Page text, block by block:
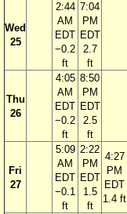
Wed
25
2:44
AM
EDT
−0.2
ft
7:04
PM
EDT
2.7
ft
Thu
26
4:05
AM
EDT
−0.2
ft
8:50
PM
EDT
2.5
ft
Fri
27
5:09
AM
EDT
−0.1
ft
2:22
PM
EDT
1.5
ft
4:27
PM
EDT
1.4 ft